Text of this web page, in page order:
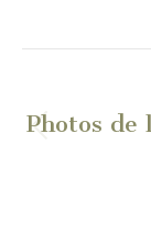
article
Photos de